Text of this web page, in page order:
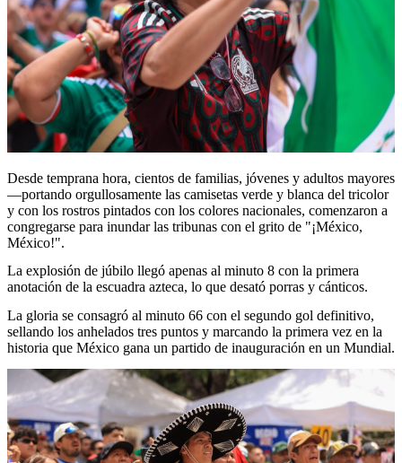
Desde temprana hora, cientos de familias, jóvenes y adultos mayores
—portando orgullosamente las camisetas verde y blanca del tricolor
y con los rostros pintados con los colores nacionales, comenzaron a
congregarse para inundar las tribunas con el grito de "¡México,
México!".
La explosión de júbilo llegó apenas al minuto 8 con la primera
anotación de la escuadra azteca, lo que desató porras y cánticos.
La gloria se consagró al minuto 66 con el segundo gol definitivo,
sellando los anhelados tres puntos y marcando la primera vez en la
historia que México gana un partido de inauguración en un Mundial.